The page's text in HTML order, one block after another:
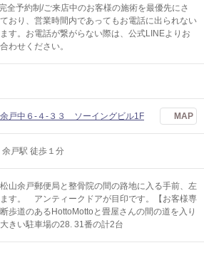
全予約制/ご来店中のお客様の施術を最優先にさ
おり、営業時間内であってもお電話に出られない
す。お電話が繋がらない際は、公式LINEよりお
わせください。
戸中６-４-３３ ソーイングビル1F MAP
戸駅 徒歩１分
山余戸郵便局と整骨院の間の路地に入る手前、左
す。 アンティークドアが目印です。【お客様専
歩道のあるHottoMottoと畳屋さんの間の道を入り
きい駐車場の28. 31番の計2台